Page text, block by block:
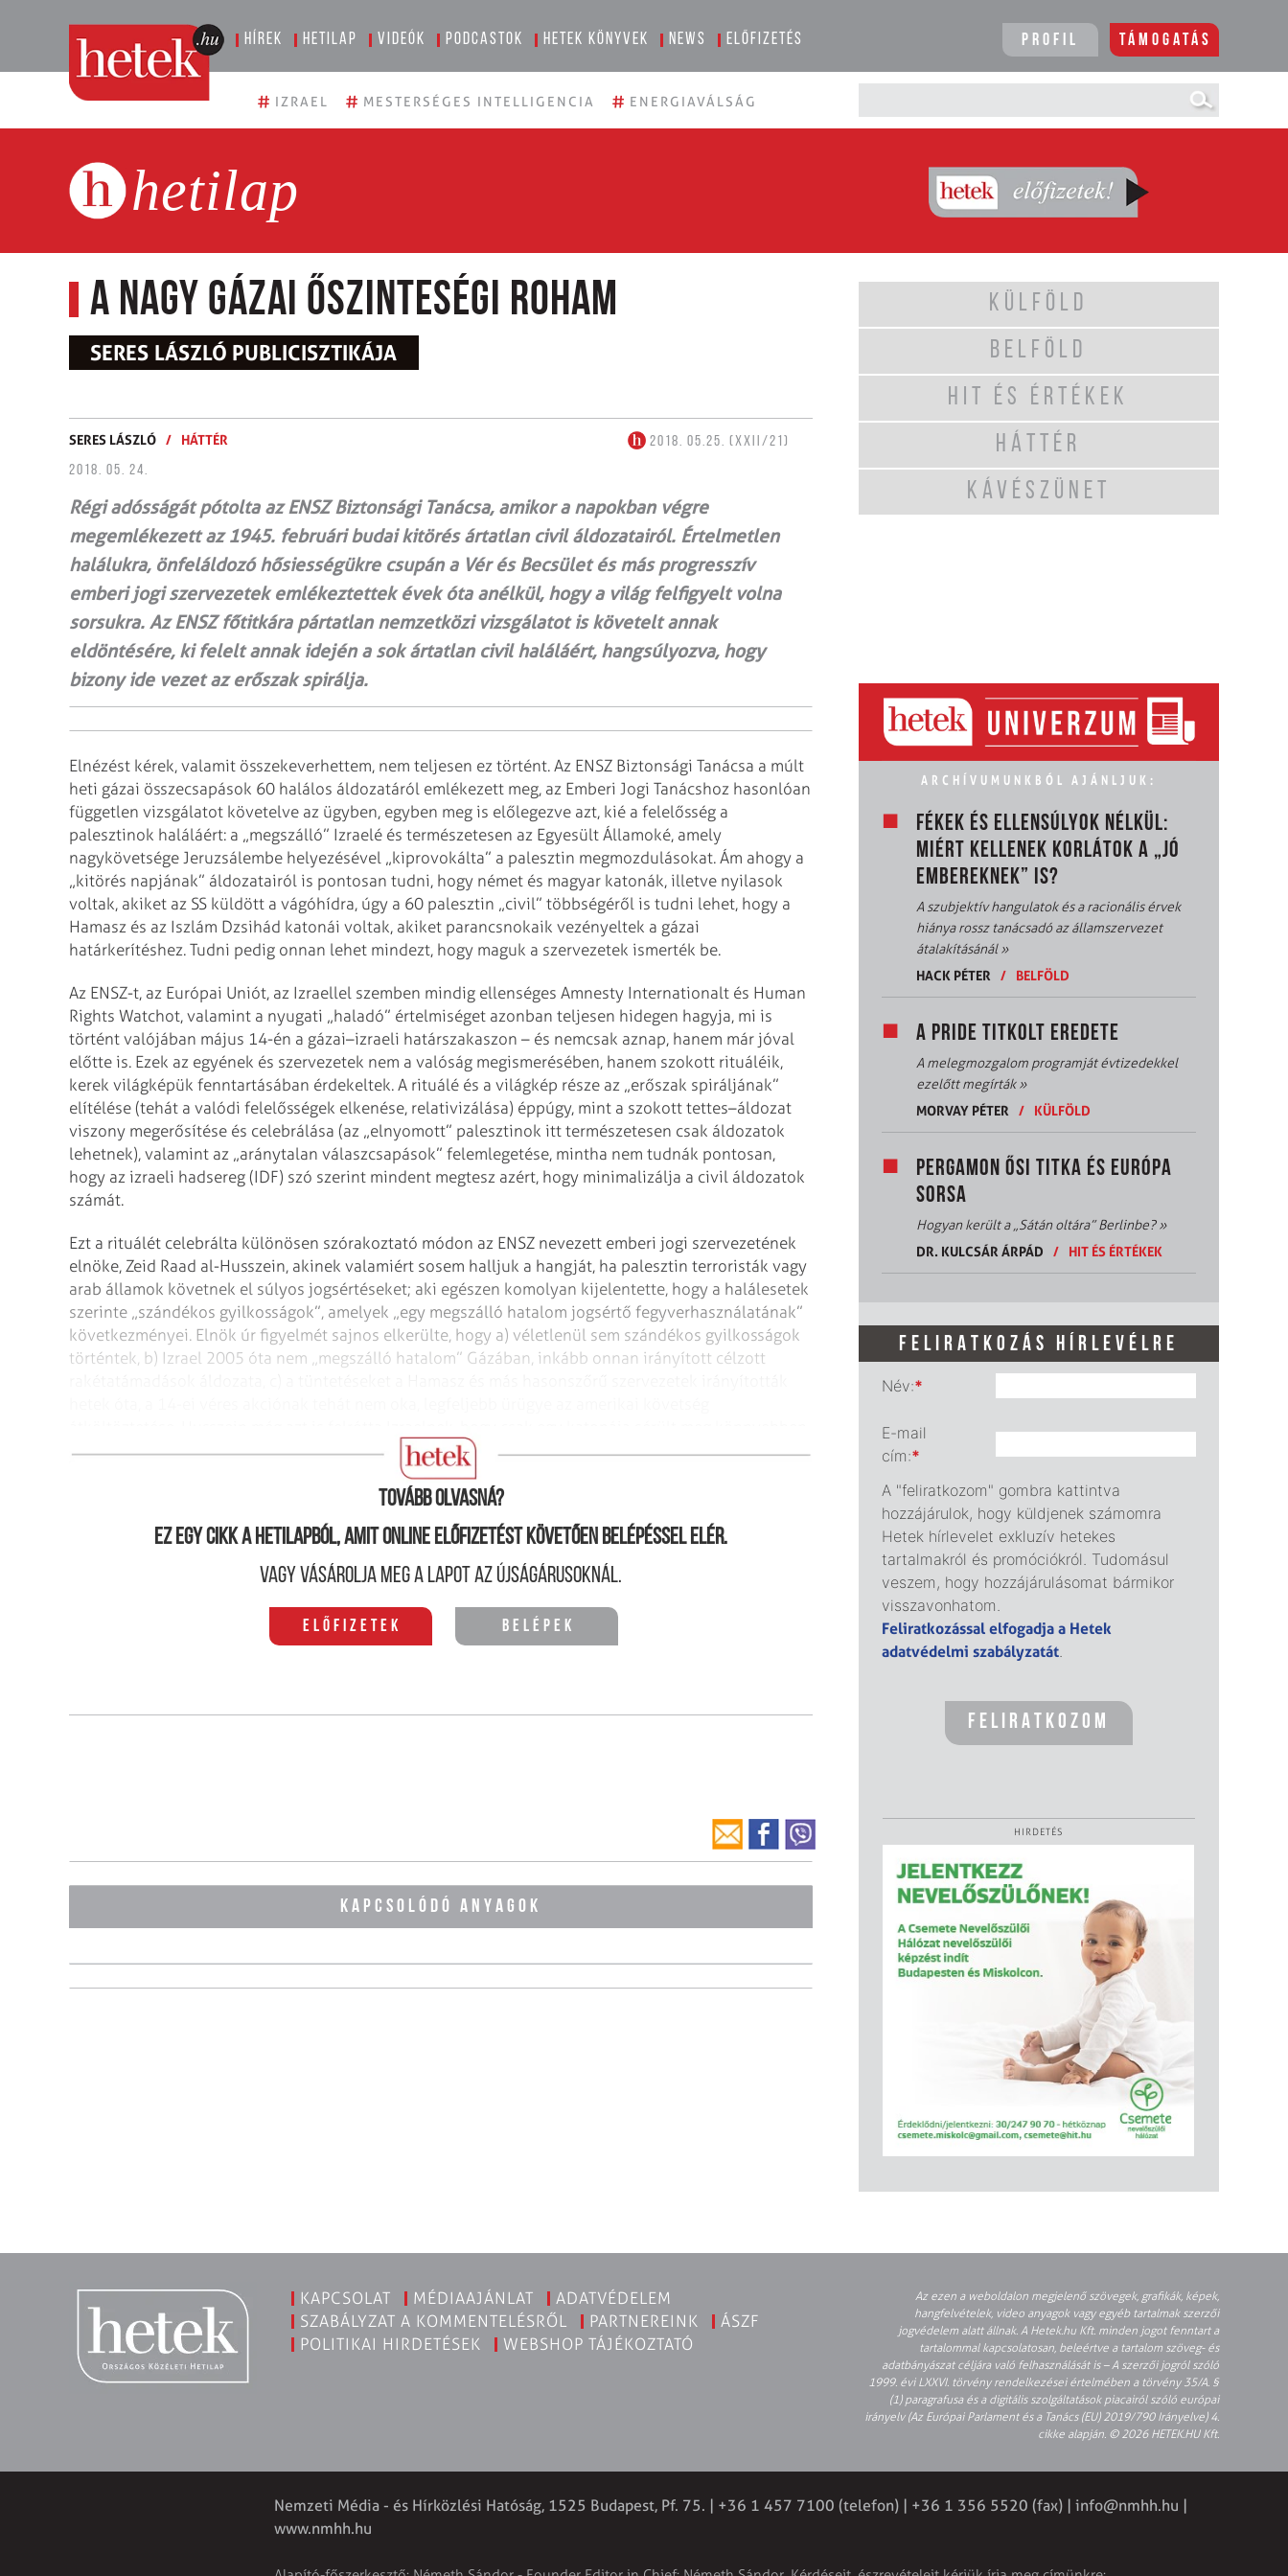
Hírek Hetilap Videók Podcastok Hetek könyvek News Előfizetés Profil Támogatás
# IZRAEL # MESTERSÉGES INTELLIGENCIA # ENERGIAVÁLSÁG
hetilap
A nagy gázai őszinteségi roham
SERES LÁSZLÓ PUBLICISZTIKÁJA
SERES LÁSZLÓ / HÁTTÉR
2018. 05.25. (XXII/21)
2018. 05. 24.
Régi adósságát pótolta az ENSZ Biztonsági Tanácsa, amikor a napokban végre
megemlékezett az 1945. februári budai kitörés ártatlan civil áldozatairól. Értelmetlen
halálukra, önfeláldozó hősiességükre csupán a Vér és Becsület és más progresszív
emberi jogi szervezetek emlékeztettek évek óta anélkül, hogy a világ felfigyelt volna
sorsukra. Az ENSZ főtitkára pártatlan nemzetközi vizsgálatot is követelt annak
eldöntésére, ki felelt annak idején a sok ártatlan civil haláláért, hangsúlyozva, hogy
bizony ide vezet az erőszak spirálja.
Elnézést kérek, valamit összekeverhettem, nem teljesen ez történt. Az ENSZ Biztonsági Tanácsa a múlt
heti gázai összecsapások 60 halálos áldozatáról emlékezett meg, az Emberi Jogi Tanácshoz hasonlóan
független vizsgálatot követelve az ügyben, egyben meg is előlegezve azt, kié a felelősség a
palesztinok haláláért: a „megszálló” Izraelé és természetesen az Egyesült Államoké, amely
nagykövetsége Jeruzsálembe helyezésével „kiprovokálta” a palesztin megmozdulásokat. Ám ahogy a
„kitörés napjának” áldozatairól is pontosan tudni, hogy német és magyar katonák, illetve nyilasok
voltak, akiket az SS küldött a vágóhídra, úgy a 60 palesztin „civil” többségéről is tudni lehet, hogy a
Hamasz és az Iszlám Dzsihád katonái voltak, akiket parancsnokaik vezényel­tek a gázai
határkerítéshez. Tudni pedig onnan lehet mindezt, hogy maguk a szervezetek ismerték be.
Az ENSZ-t, az Európai Uniót, az Izraellel szemben mindig ellenséges Amnesty Internationalt és Human
Rights Watchot, valamint a nyugati „haladó” értelmiséget azonban teljesen hidegen hagyja, mi is
történt valójában május 14-én a gázai–izraeli határszakaszon – és nemcsak aznap, hanem már jóval
előtte is. Ezek az egyének és szervezetek nem a valóság megismerésében, hanem szokott rituáléik,
kerek világképük fenntartásában érdekeltek. A rituálé és a világkép része az „erőszak spiráljának”
elítélése (tehát a valódi felelősségek elkenése, relativizálása) éppúgy, mint a szokott tettes–áldozat
viszony megerősítése és celebrálása (az „elnyomott” palesztinok itt természetesen csak áldozatok
lehetnek), valamint az „aránytalan válaszcsapások” felemlegetése, mintha nem tudnák pontosan,
hogy az izraeli hadsereg (IDF) szó szerint mindent megtesz azért, hogy minimalizálja a civil áldozatok
számát.
Ezt a rituálét celebrálta különösen szórakoztató módon az ENSZ nevezett emberi jogi szervezetének
elnöke, Zeid Raad al-Husszein, akinek valamiért sosem halljuk a hangját, ha palesztin terroristák vagy
arab államok követnek el súlyos jogsértéseket; aki egészen komolyan kijelentette, hogy a halálesetek
szerinte „szándékos gyilkosságok”, amelyek „egy megszálló hatalom jogsértő fegyverhasználatának”
következményei. Elnök úr figyelmét sajnos elkerülte, hogy a) véletlenül sem szándékos gyilkosságok
történtek, b) Izrael 2005 óta nem „megszálló hatalom” Gázában, inkább onnan irányított célzott
ez is a reakcióik „aránytalanságát” mutatja.
Tovább olvasná?
Ez egy cikk a hetilapból, amit online előfizetést követően belépéssel elér.
Vagy vásárolja meg a lapot az újságárusoknál.
Előfizetek Belépek
KAPCSOLÓDÓ ANYAGOK
KÜLFÖLD
BELFÖLD
HIT ÉS ÉRTÉKEK
HÁTTÉR
KÁVÉSZÜNET
ARCHÍVUMUNKBÓL AJÁNLJUK:
FÉKEK ÉS ELLENSÚLYOK NÉLKÜL:
MIÉRT KELLENEK KORLÁTOK A „JÓ
EMBEREKNEK” IS?
A szubjektív hangulatok és a racionális érvek
hiánya rossz tanácsadó az államszervezet
átalakításánál»
HACK PÉTER
/ BELFÖLD
A PRIDE TITKOLT EREDETE
A melegmozgalom programját évtizedekkel
ezelőtt megírták»
MORVAY PÉTER
/ KÜLFÖLD
PERGAMON ŐSI TITKA ÉS EURÓPA
SORSA
Hogyan került a „Sátán oltára” Berlinbe?»
DR. KULCSÁR ÁRPÁD
/ HIT ÉS ÉRTÉKEK
FELIRATKOZÁS HÍRLEVÉLRE
Név:*
E-mail
cím:*
A "feliratkozom" gombra kattintva
hozzájárulok, hogy küldjenek számomra
Hetek hírlevelet exkluzív hetekes
tartalmakról és promóciókról. Tudomásul
veszem, hogy hozzájárulásomat bármikor
visszavonhatom.
Feliratkozással elfogadja a Hetek
adatvédelmi szabályzatát.
HIRDETÉS
KAPCSOLAT MÉDIAAJÁNLAT
ADATVÉDELEM
SZABÁLYZAT A KOMMENTELÉSRŐL
PARTNEREINK
ÁSZF
POLITIKAI HIRDETÉSEK
WEBSHOP TÁJÉKOZTATÓ
Az ezen a weboldalon megjelenő szövegek, grafikák, képek,
hangfelvételek, video anyagok vagy egyéb tartalmak szerzői
jogvédelem alatt állnak. A Hetek.hu Kft. minden jogot fenntart a
tartalommal kapcsolatosan, beleértve a tartalom szöveg- és
adatbányászat céljára való felhasználását is – A szerzői jogról szóló
1999. évi LXXVI. törvény rendelkezései értelmében a törvény 35/A. §
(1) paragrafusa és a digitális szolgáltatások piacairól szóló európai
irányelv (Az Európai Parlament és a Tanács (EU) 2019/790 Irányelve) 4.
cikke alapján. © 2026 HETEK.HU Kft.
Nemzeti Média - és Hírközlési Hatóság, 1525 Budapest, Pf. 75. | +36 1 457 7100 (telefon) | +36 1 356 5520 (fax) | info@nmhh.hu
www.nmhh.hu